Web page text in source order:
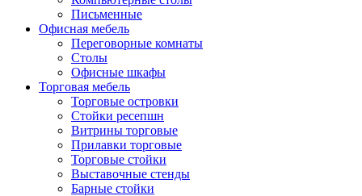
Письменные
Офисная мебель
Переговорные комнаты
Столы
Офисные шкафы
Торговая мебель
Торговые островки
Стойки ресепшн
Витрины торговые
Прилавки торговые
Торговые стойки
Выставочные стенды
Барные стойки